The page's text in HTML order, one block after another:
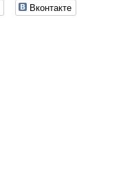
Вконтакте